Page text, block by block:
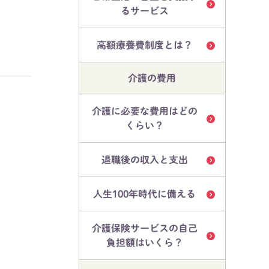
るサービス
高額療養費制度とは？
介護の費用
介護に必要な費用はどの
くらい？
退職後の収入と支出
人生100年時代に備える
介護保険サービスの自己
負担額はいくら？